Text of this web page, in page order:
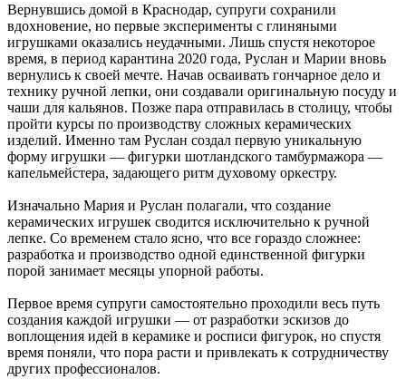
Вернувшись домой в Краснодар, супруги сохранили
вдохновение, но первые эксперименты с глиняными
игрушками оказались неудачными. Лишь спустя некоторое
время, в период карантина 2020 года, Руслан и Марии вновь
вернулись к своей мечте. Начав осваивать гончарное дело и
технику ручной лепки, они создавали оригинальную посуду и
чаши для кальянов. Позже пара отправилась в столицу, чтобы
пройти курсы по производству сложных керамических
изделий. Именно там Руслан создал первую уникальную
форму игрушки — фигурки шотландского тамбурмажора —
капельмейстера, задающего ритм духовому оркестру.
Изначально Мария и Руслан полагали, что создание
керамических игрушек сводится исключительно к ручной
лепке. Со временем стало ясно, что все гораздо сложнее:
разработка и производство одной единственной фигурки
порой занимает месяцы упорной работы.
Первое время супруги самостоятельно проходили весь путь
создания каждой игрушки — от разработки эскизов до
воплощения идей в керамике и росписи фигурок, но спустя
время поняли, что пора расти и привлекать к сотрудничеству
других профессионалов.